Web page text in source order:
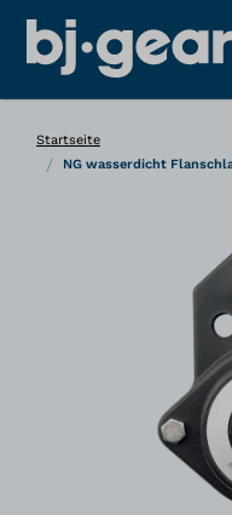
Startseite
/ NG wasserdicht